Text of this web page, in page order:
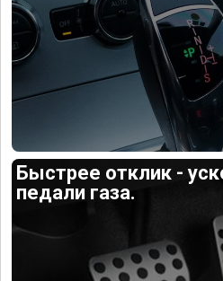
Быстрее отклик -
педали газа.